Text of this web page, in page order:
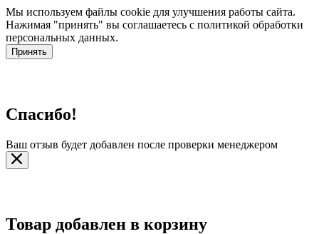
Мы используем файлы cookie для улучшения работы сайта.
Нажимая "принять" вы соглашаетесь с политикой обработки
персональных данных.
Принять
Спасибо!
Ваш отзыв будет добавлен после проверки менеджером
Товар добавлен в корзину